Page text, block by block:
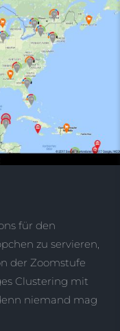
für den
zu servieren,
der Zoomstufe
Clustering mit
niemand mag